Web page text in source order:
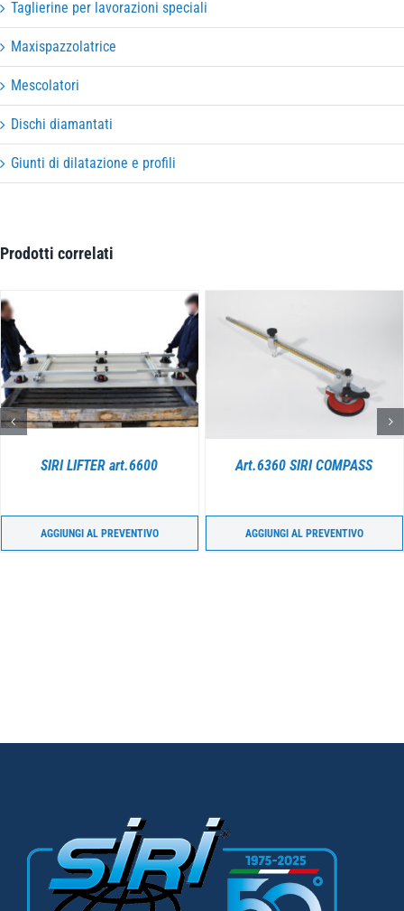
Taglierine per lavorazioni speciali
Maxispazzolatrice
Mescolatori
Dischi diamantati
Giunti di dilatazione e profili
Prodotti correlati
SIRI LIFTER art.6600
AGGIUNGI AL PREVENTIVO
DETTAGLI
Art.6360 SIRI COMPASS
AGGIUNGI AL PREVENTIVO
DETTAGLI